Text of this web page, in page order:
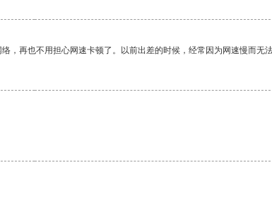
再也不用担心网速卡顿了。以前出差的时候，经常因为网速慢而无